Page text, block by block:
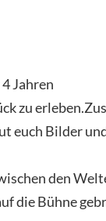
Jahren
zu
euch Bilder
den
die Bühne